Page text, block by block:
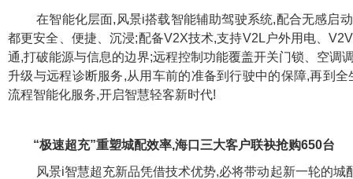
在智能化层面,风景i搭载智能辅助驾驶系统,配合无感启
都更安全、便捷、沉浸;配备V2X技术,支持V2L户外用电、
通,打破能源与信息的边界;远程控制功能覆盖开关门锁、空调
升级与远程诊断服务,从用车前的准备到行驶中的保障,再到
流程智能化服务,开启智慧轻客新时代!
“极速超充”重塑城配效率,海口三大客户联袂抢购650台
风景i智慧超充新品凭借技术优势,必将带动起新一轮的城